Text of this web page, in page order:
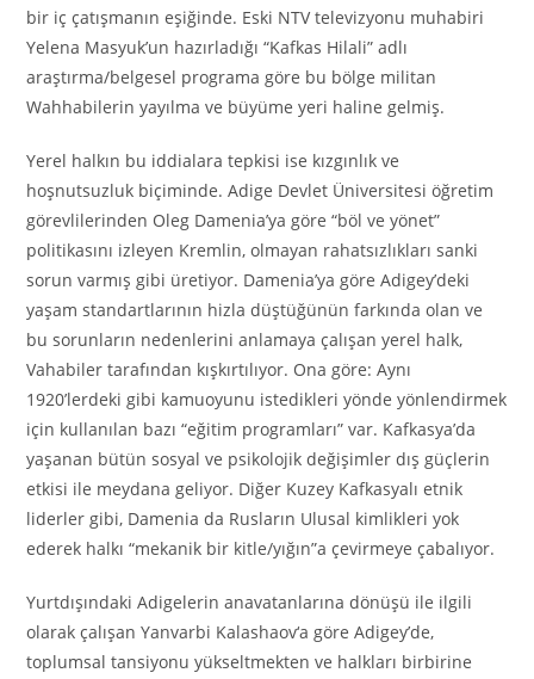
bir iç çatışmanın eşiğinde. Eski NTV televizyonu muhabiri
Yelena Masyuk’un hazırladığı “Kafkas Hilali” adlı
araştırma/belgesel programa göre bu bölge militan
Wahhabilerin yayılma ve büyüme yeri haline gelmiş.
Yerel halkın bu iddialara tepkisi ise kızgınlık ve
hoşnutsuzluk biçiminde. Adige Devlet Üniversitesi öğretim
görevlilerinden Oleg Damenia’ya göre “böl ve yönet”
politikasını izleyen Kremlin, olmayan rahatsızlıkları sanki
sorun varmış gibi üretiyor. Damenia’ya göre Adigey’deki
yaşam standartlarının hizla düştüğünün farkında olan ve
bu sorunların nedenlerini anlamaya çalışan yerel halk,
Vahabiler tarafından kışkırtılıyor. Ona göre: Aynı
1920’lerdeki gibi kamuoyunu istedikleri yönde yönlendirmek
için kullanılan bazı “eğitim programları” var. Kafkasya’da
yaşanan bütün sosyal ve psikolojik değişimler dış güçlerin
etkisi ile meydana geliyor. Diğer Kuzey Kafkasyalı etnik
liderler gibi, Damenia da Rusların Ulusal kimlikleri yok
ederek halkı “mekanik bir kitle/yığın”a çevirmeye çabalıyor.
Yurtdışındaki Adigelerin anavatanlarına dönüşü ile ilgili
olarak çalışan Yanvarbi Kalashaov‘a göre Adigey’de,
toplumsal tansiyonu yükseltmekten ve halkları birbirine